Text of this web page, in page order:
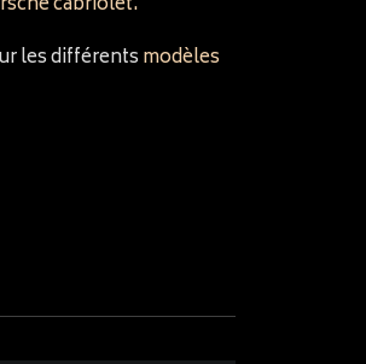
les différentsmodèles